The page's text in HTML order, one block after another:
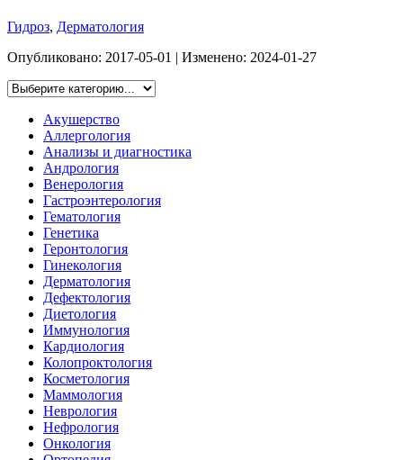
Гидроз, Дерматология
Опубликовано: 2017-05-01 | Изменено: 2024-01-27
Акушерство
Аллергология
Анализы и диагностика
Андрология
Венерология
Гастроэнтерология
Гематология
Генетика
Геронтология
Гинекология
Дерматология
Дефектология
Диетология
Иммунология
Кардиология
Колопроктология
Косметология
Маммология
Неврология
Нефрология
Онкология